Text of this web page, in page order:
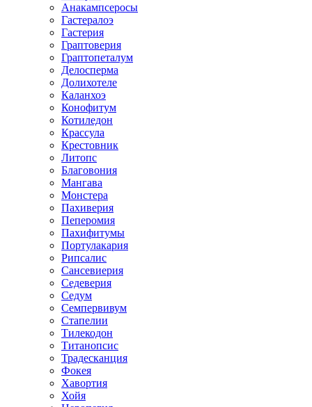
Анакампсеросы
Гастералоэ
Гастерия
Граптоверия
Граптопеталум
Делосперма
Долихотеле
Каланхоэ
Конофитум
Котиледон
Крассула
Крестовник
Литопс
Благовония
Мангава
Монстера
Пахиверия
Пеперомия
Пахифитумы
Портулакария
Рипсалис
Сансевиерия
Седеверия
Седум
Семпервивум
Стапелии
Тилекодон
Титанопсис
Традесканция
Фокея
Хавортия
Хойя